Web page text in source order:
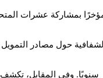
حول مصادر التمويل